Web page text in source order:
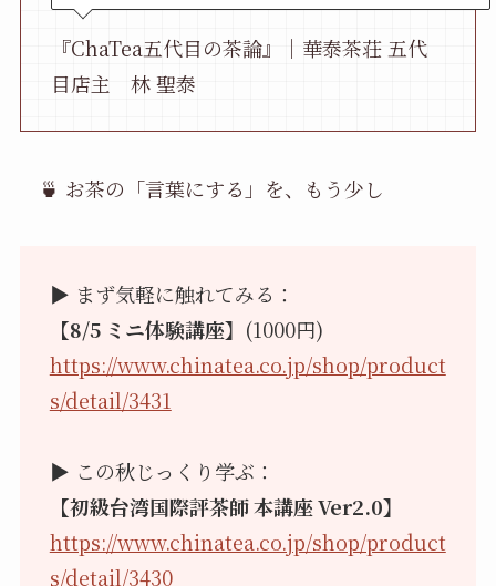
『ChaTea五代目の茶論』｜華泰茶荘 五代
目店主 林 聖泰
🍵 お茶の「言葉にする」を、もう少し
▶ まず気軽に触れてみる：
【8/5 ミニ体験講座】 (1000円)
https://www.chinatea.co.jp/shop/product
s/detail/3431
▶ この秋じっくり学ぶ：
【初級台湾国際評茶師 本講座 Ver2.0】
https://www.chinatea.co.jp/shop/product
s/detail/3430